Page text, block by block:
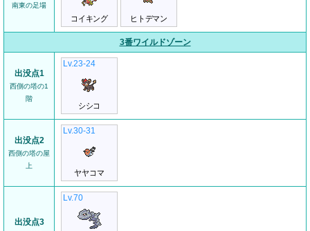
南東の足場
コイキング ヒトデマン
3番ワイルドゾーン
出没点1
西側の塔の1
階
Lv.23-24
シシコ
出没点2
西側の塔の屋
上
Lv.30-31
ヤヤコマ
出没点3
Lv.70